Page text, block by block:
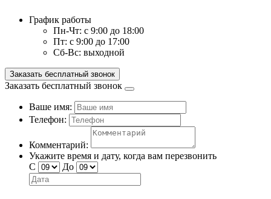
График работы
Пн-Чт: с 9:00 до 18:00
Пт: с 9:00 до 17:00
Сб-Вс: выходной
Заказать бесплатный звонок
Заказать бесплатный звонок
Ваше имя:
Телефон:
Комментарий:
Укажите время и дату, когда вам перезвонить
С
До